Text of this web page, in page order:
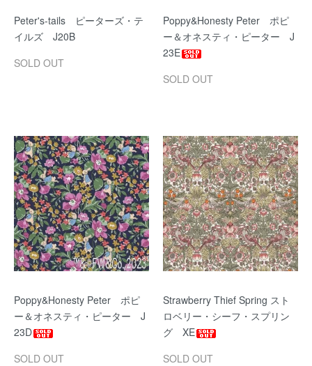
Peter's-tails ピーターズ・テ
イルズ J20B
SOLD OUT
Poppy&Honesty Peter ポピ
ー＆オネスティ・ピーター J
23E
SOLD OUT
Poppy&Honesty Peter ポピ
ー＆オネスティ・ピーター J
23D
SOLD OUT
Strawberry Thief Spring スト
ロベリー・シーフ・スプリン
グ XE
SOLD OUT